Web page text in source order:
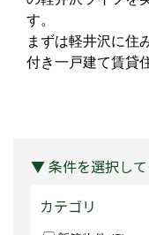
す。
まずは軽井沢に住
付き一戸建て賃貸
▼ 条件を選択して
カテゴリ